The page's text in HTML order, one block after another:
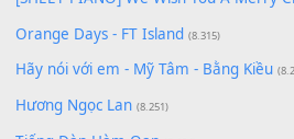
zǒu - 其实不想走
[SHEET] Ánh Trăng Nói Hộ Lòng
Pinyin